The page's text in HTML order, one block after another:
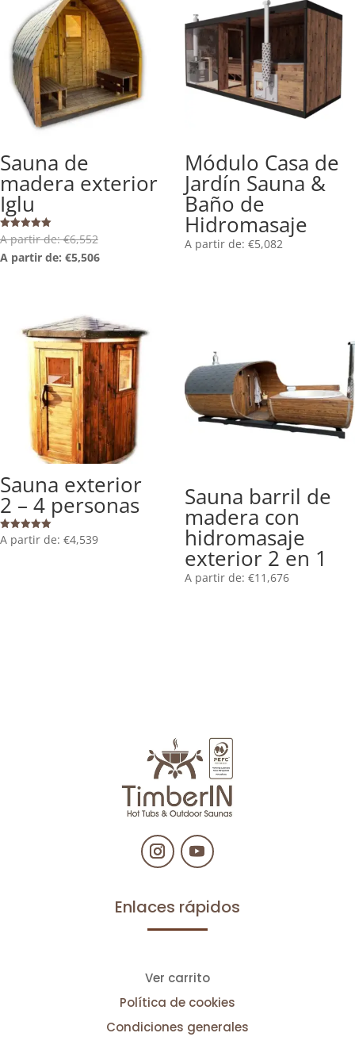
Sauna de
madera exterior
Iglu
Valorado
con
5.00
de 5
A partir de:€6,552
A partir de: €5,506
Módulo Casa de
Jardín Sauna &
Baño de
Hidromasaje
A partir de: €5,082
Sauna exterior
2 – 4 personas
Valorado
con
A partir de: €4,539
Sauna barril de
madera con
hidromasaje
exterior 2 en 1
A partir de: €11,676
Enlaces rápidos
Ver carrito
Política de cookies
Condiciones generales